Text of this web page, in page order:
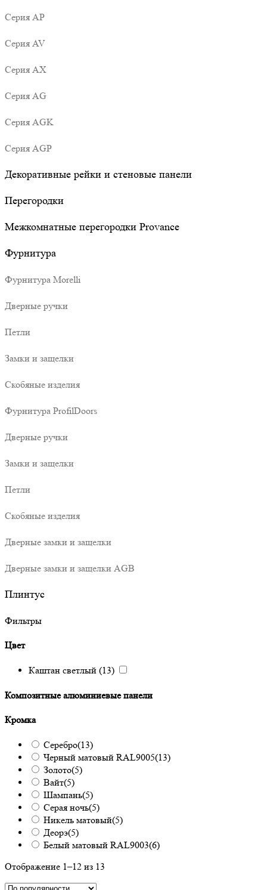
Серия AP
Серия AV
Серия AX
Серия AG
Серия AGK
Серия AGP
Декоративные рейки и стеновые панели
Перегородки
Межкомнатные перегородки Provance
Фурнитура
Фурнитура Morelli
Дверные ручки
Петли
Замки и защелки
Скобяные изделия
Фурнитура ProfilDoors
Дверные ручки
Замки и защелки
Петли
Скобяные изделия
Дверные замки и защелки
Дверные замки и защелки AGB
Плинтус
Фильтры
Цвет
Каштан светлый (13)
Композитные алюминиевые панели
Кромка
Серебро(13)
Черный матовый RAL9005(13)
Золото(5)
Вайт(5)
Шампань(5)
Серая ночь(5)
Никель матовый(5)
Деорэ(5)
Белый матовый RAL9003(6)
Отображение 1–12 из 13